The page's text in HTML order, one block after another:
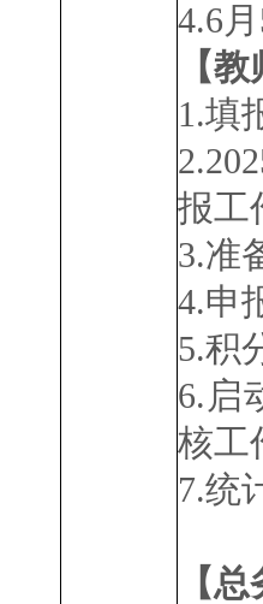
4.6 月
【
1.填
2.
报工
3.准
4.申
5.积
6.启
核工
7.统
【总